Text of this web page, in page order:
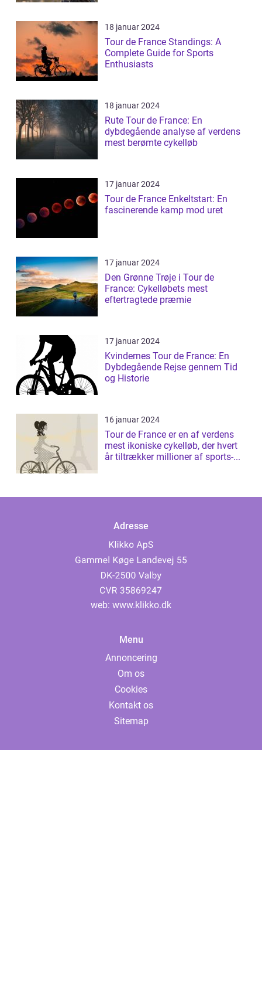
18 januar 2024
Tour de France Standings: A
Complete Guide for Sports
Enthusiasts
18 januar 2024
Rute Tour de France: En
dybdegående analyse af verdens
mest berømte cykelløb
17 januar 2024
Tour de France Enkeltstart: En
fascinerende kamp mod uret
17 januar 2024
Den Grønne Trøje i Tour de
France: Cykelløbets mest
eftertragtede præmie
17 januar 2024
Kvindernes Tour de France: En
Dybdegående Rejse gennem Tid
og Historie
16 januar 2024
Tour de France er en af verdens
mest ikoniske cykelløb, der hvert
år tiltrækker millioner af sports-...
Adresse
web: www.klikko.dk
Menu
Annoncering
Om os
Cookies
Kontakt os
Sitemap